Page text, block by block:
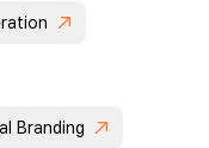
Branding